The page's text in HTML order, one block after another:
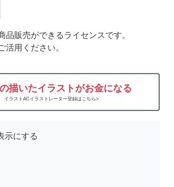
品販売ができるライセンスです。
活用ください。
描いたイラストがお金になる
イラストACイラストレーター登録はこちら>
示にする